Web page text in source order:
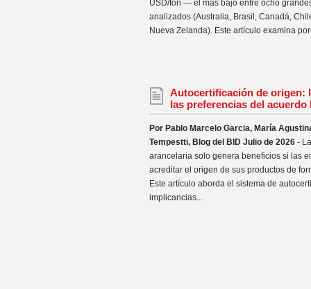
USD/ton — el más bajo entre ocho
analizados (Australia, Brasil, Canadá,
Nueva Zelanda). Este artículo examina
Autocertificación de origen:
las preferencias del acuerdo
Por Pablo Marcelo Garcia, María
Tempestti, Blog del BID Julio de 2026 -
arancelaria solo genera beneficios si las
acreditar el origen de sus productos de
Este artículo aborda el sistema de
implicancias...